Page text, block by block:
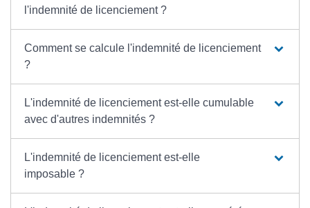
l'indemnité de licenciement ?
Comment se calcule l'indemnité de licenciement
?
L'indemnité de licenciement est-elle cumulable
avec d'autres indemnités ?
L'indemnité de licenciement est-elle
imposable ?